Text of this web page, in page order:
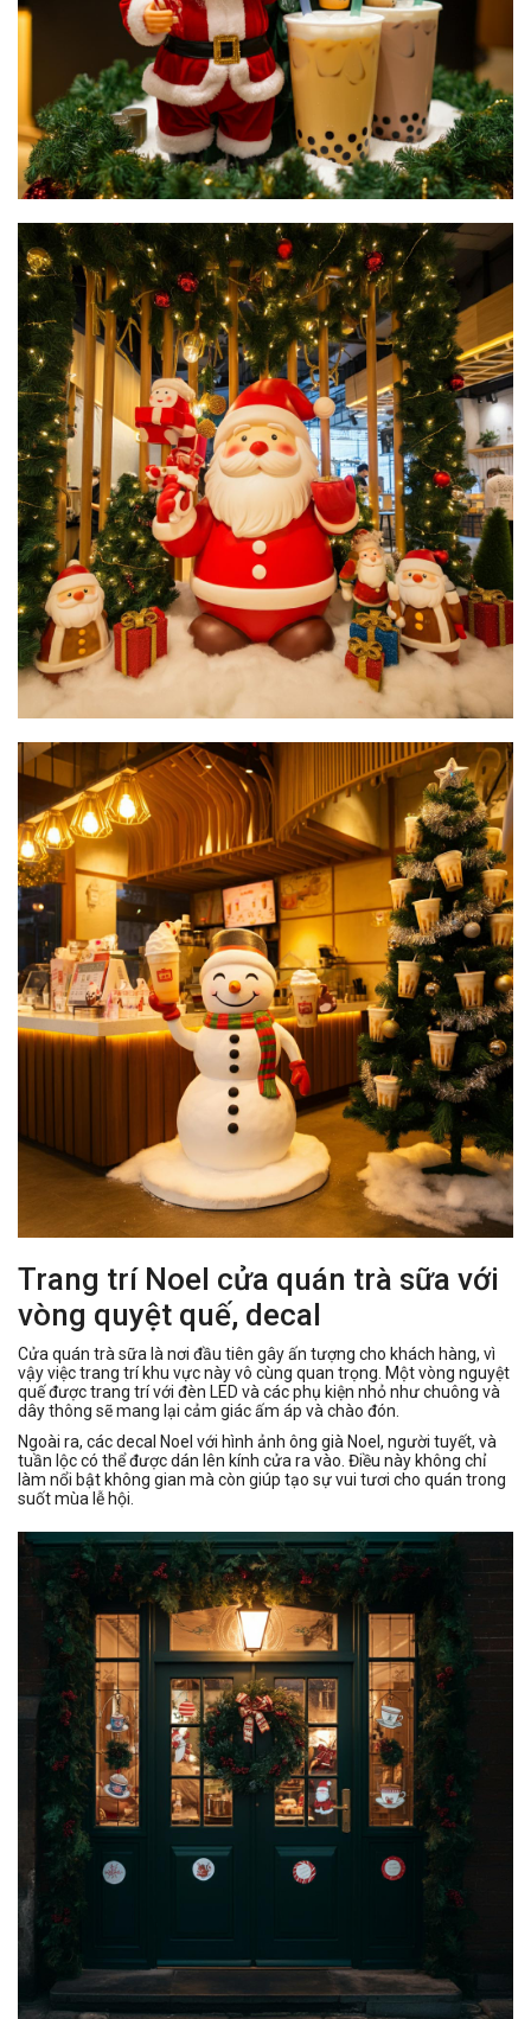
Trang trí Noel cửa quán trà sữa với
vòng quyệt quế, decal
Cửa quán trà sữa là nơi đầu tiên gây ấn tượng cho khách hàng, vì
vậy việc trang trí khu vực này vô cùng quan trọng. Một vòng nguyệt
quế được trang trí với đèn LED và các phụ kiện nhỏ như chuông và
dây thông sẽ mang lại cảm giác ấm áp và chào đón.
Ngoài ra, các decal Noel với hình ảnh ông già Noel, người tuyết, và
tuần lộc có thể được dán lên kính cửa ra vào. Điều này không chỉ
làm nổi bật không gian mà còn giúp tạo sự vui tươi cho quán trong
suốt mùa lễ hội.